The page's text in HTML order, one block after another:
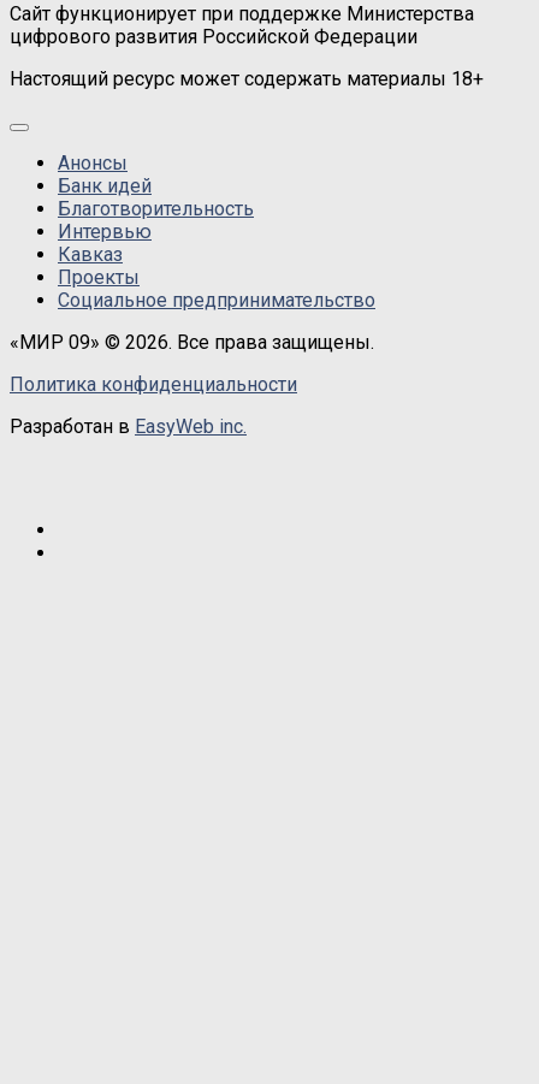
Сайт функционирует при поддержке Министерства
цифрового развития Российской Федерации
Настоящий ресурс может содержать материалы 18+
Анонсы
Банк идей
Благотворительность
Интервью
Кавказ
Проекты
Социальное предпринимательство
«МИР 09» © 2026. Все права защищены.
Политика конфиденциальности
Разработан в EasyWeb inc.